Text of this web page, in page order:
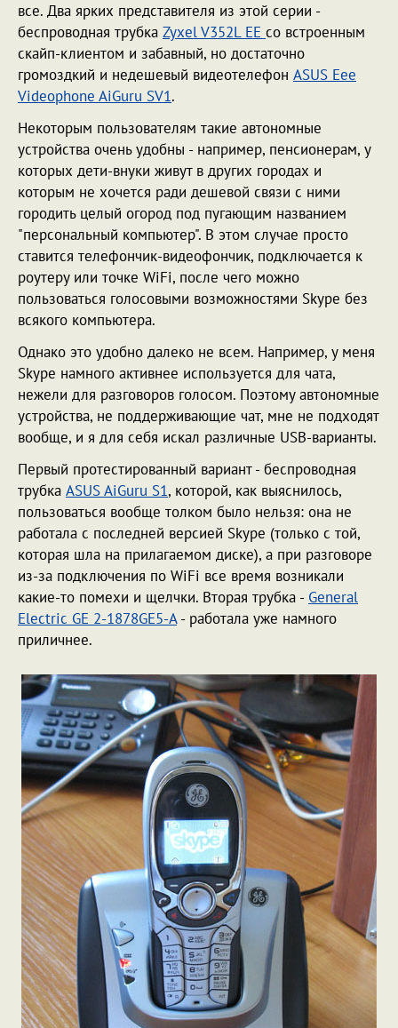
все. Два ярких представителя из этой серии -
беспроводная трубка Zyxel V352L EE со встроенным
скайп-клиентом и забавный, но достаточно
громоздкий и недешевый видеотелефон ASUS Eee
Videophone AiGuru SV1.
Некоторым пользователям такие автономные
устройства очень удобны - например, пенсионерам, у
которых дети-внуки живут в других городах и
которым не хочется ради дешевой связи с ними
городить целый огород под пугающим названием
"персональный компьютер". В этом случае просто
ставится телефончик-видеофончик, подключается к
роутеру или точке WiFi, после чего можно
пользоваться голосовыми возможностями Skype без
всякого компьютера.
Однако это удобно далеко не всем. Например, у меня
Skype намного активнее используется для чата,
нежели для разговоров голосом. Поэтому автономные
устройства, не поддерживающие чат, мне не подходят
вообще, и я для себя искал различные USB-варианты.
Первый протестированный вариант - беспроводная
трубка ASUS AiGuru S1, которой, как выяснилось,
пользоваться вообще толком было нельзя: она не
работала с последней версией Skype (только с той,
которая шла на прилагаемом диске), а при разговоре
из-за подключения по WiFi все время возникали
какие-то помехи и щелчки. Вторая трубка - General
Electric GE 2-1878GE5-A- работала уже намного
приличнее.